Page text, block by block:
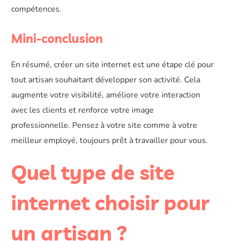
compétences.
Mini-conclusion
En résumé, créer un site internet est une étape clé pour
tout artisan souhaitant développer son activité. Cela
augmente votre visibilité, améliore votre interaction
avec les clients et renforce votre image
professionnelle. Pensez à votre site comme à votre
meilleur employé, toujours prêt à travailler pour vous.
Quel type de site
internet choisir pour
un artisan ?